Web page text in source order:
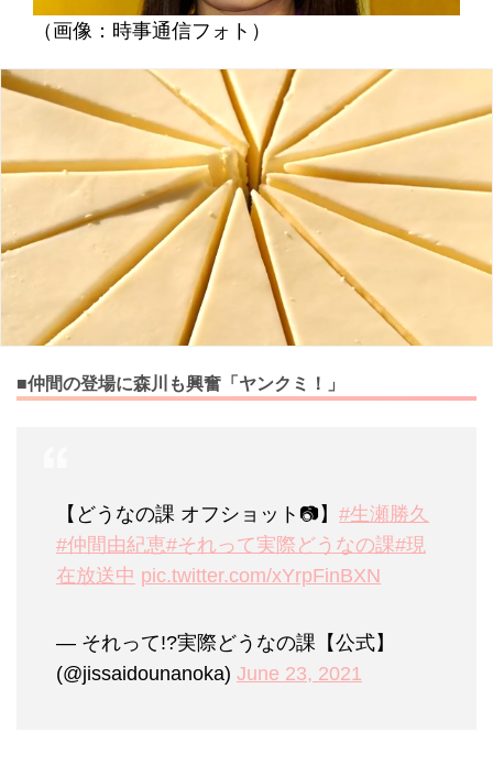
（画像：時事通信フォト）
■仲間の登場に森川も興奮「ヤンクミ！」
【どうなの課 オフショット📷】 #生瀬勝久
#仲間由紀恵#それって実際どうなの課#現
在放送中 pic.twitter.com/xYrpFinBXN
— それって!?実際どうなの課【公式】
(@jissaidounanoka) June 23, 2021